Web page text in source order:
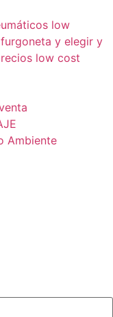
low
y elegir y
low cost
Ambiente